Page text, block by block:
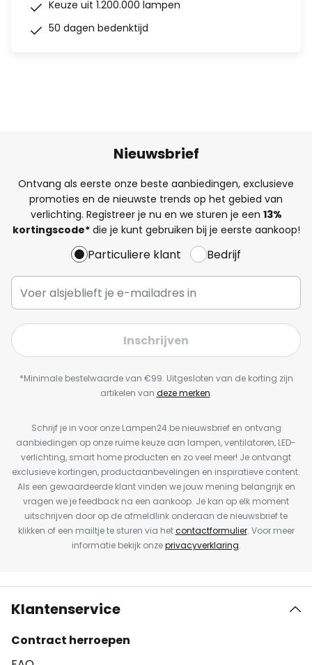
Keuze uit 1.200.000 lampen
50 dagen bedenktijd
Nieuwsbrief
Ontvang als eerste onze beste aanbiedingen, exclusieve
promoties en de nieuwste trends op het gebied van
verlichting. Registreer je nu en we sturen je een 13%
kortingscode*die je kunt gebruiken bij je eerste aankoop!
Particuliere klant Bedrijf
Inschrijven
*Minimale bestelwaarde van €99. Uitgesloten van de korting zijn
artikelen van deze merken.
Schrijf je in voor onze Lampen24.be nieuwsbrief en ontvang
aanbiedingen op onze ruime keuze aan lampen, ventilatoren, LED-
verlichting, smart home producten en zo veel meer! Je ontvangt
exclusieve kortingen, productaanbevelingen en inspiratieve content.
Als een gewaardeerde klant vinden we jouw mening belangrijk en
vragen we je feedback na een aankoop. Je kan op elk moment
uitschrijven door op de afmeldlink onderaan de nieuwsbrief te
klikken of een mailtje te sturen via hetcontactformulier. Voor meer
informatie bekijk onzeprivacyverklaring.
Klantenservice
Contract herroepen